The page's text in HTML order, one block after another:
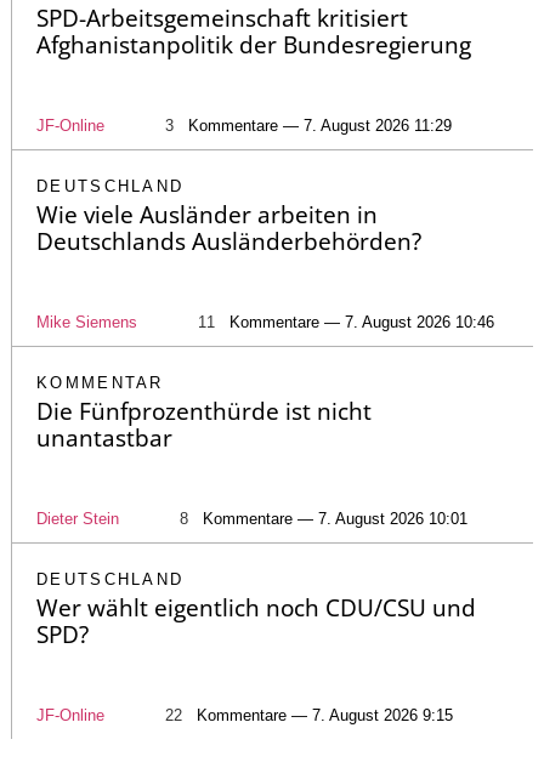
SPD-Arbeitsgemeinschaft kritisiert
Afghanistanpolitik der Bundesregierung
JF-Online 3 Kommentare — 7. August 2026 11:29
DEUTSCHLAND
Wie viele Ausländer arbeiten in
Deutschlands Ausländerbehörden?
Mike Siemens 11 Kommentare — 7. August 2026 10:46
KOMMENTAR
Die Fünfprozenthürde ist nicht
unantastbar
Dieter Stein 8 Kommentare — 7. August 2026 10:01
DEUTSCHLAND
Wer wählt eigentlich noch CDU/CSU und
SPD?
JF-Online 22 Kommentare — 7. August 2026 9:15